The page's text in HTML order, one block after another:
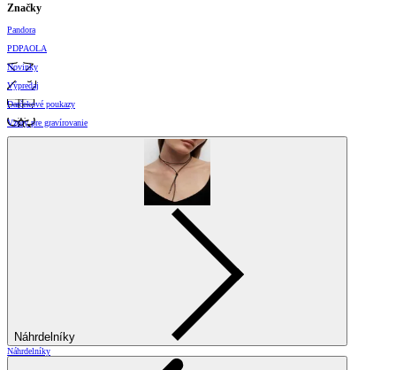
Značky
Pandora
PDPAOLA
Novinky
Výpredaj
Darčekové poukazy
Vzory pre gravírovanie
Náhrdelníky
Náhrdelníky